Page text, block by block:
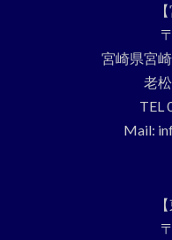
宮崎県宮
老
TEL
Mail: